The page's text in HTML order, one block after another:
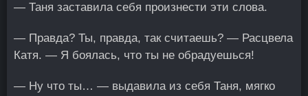
— Таня заставила себя произнести эти слова.
— Правда? Ты, правда, так считаешь? — Расцвела
Катя. — Я боялась, что ты не обрадуешься!
— Ну что ты… — выдавила из себя Таня, мягко